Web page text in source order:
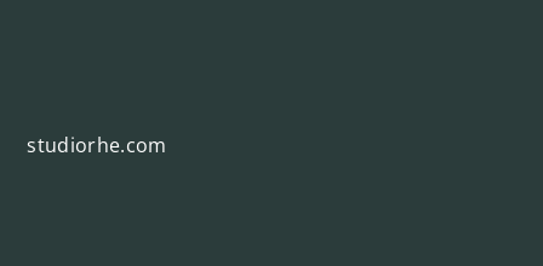
studiorhe.com